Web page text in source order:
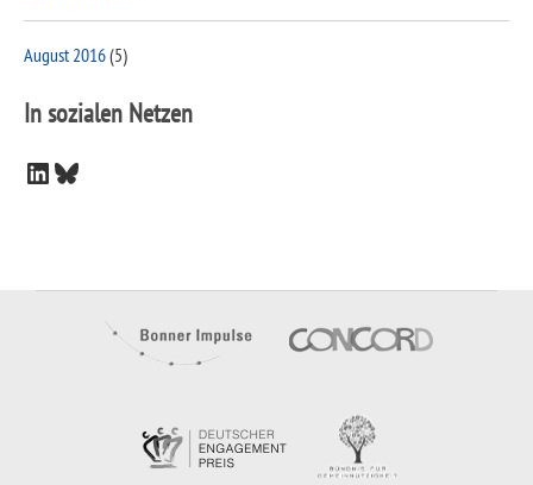
August 2016(5)
In sozialen Netzen
LinkedIn
Bluesky